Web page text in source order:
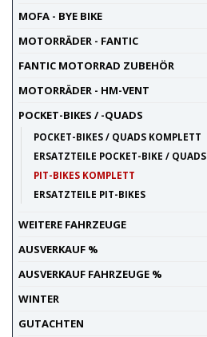
MOFA - BYE BIKE
MOTORRÄDER - FANTIC
FANTIC MOTORRAD ZUBEHÖR
MOTORRÄDER - HM-VENT
POCKET-BIKES / -QUADS
POCKET-BIKES / QUADS KOMPLETT
ERSATZTEILE POCKET-BIKE / QUADS
PIT-BIKES KOMPLETT
ERSATZTEILE PIT-BIKES
WEITERE FAHRZEUGE
AUSVERKAUF %
AUSVERKAUF FAHRZEUGE %
WINTER
GUTACHTEN